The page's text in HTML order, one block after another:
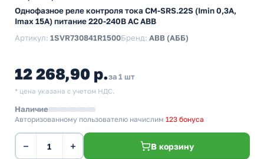
Однофазное реле контроля тока CM-SRS.22S (Imin 0,3А,
Imax 15A) питание 220-240В AC ABB
Артикул: 1SVR730841R1500Бренд: ABB (АББ)
12 268,90 р.за 1 шт
* цена указана с учетом НДС.
Наличие
Авторизованному пользователю начислим 123 бонуса
− + В корзину